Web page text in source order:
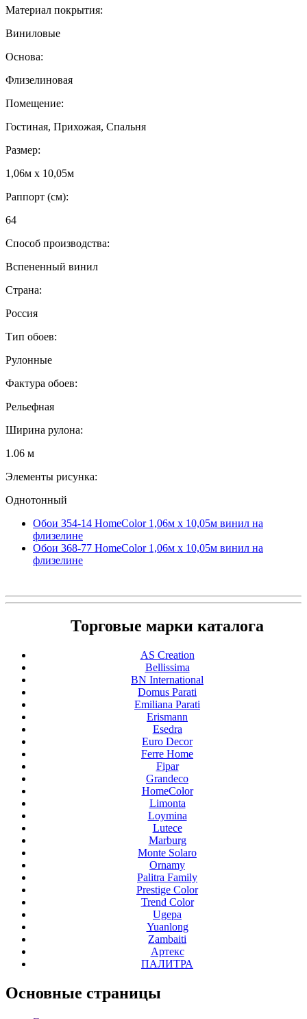
Материал покрытия:
Виниловые
Основа:
Флизелиновая
Помещение:
Гостиная, Прихожая, Спальня
Размер:
1,06м х 10,05м
Раппорт (см):
64
Способ производства:
Вспененный винил
Страна:
Россия
Тип обоев:
Рулонные
Фактура обоев:
Рельефная
Ширина рулона:
1.06 м
Элементы рисунка:
Однотонный
Обои 354-14 HomeColor 1,06м х 10,05м винил на
флизелине
Обои 368-77 HomeColor 1,06м х 10,05м винил на
флизелине
Торговые марки каталога
AS Creation
Bellissima
BN International
Domus Parati
Emiliana Parati
Erismann
Esedra
Euro Decor
Ferre Home
Fipar
Grandeco
HomeColor
Limonta
Loymina
Lutece
Marburg
Monte Solaro
Ornamy
Palitra Family
Prestige Color
Trend Color
Ugepa
Yuanlong
Zambaiti
Артекс
ПАЛИТРА
Основные страницы